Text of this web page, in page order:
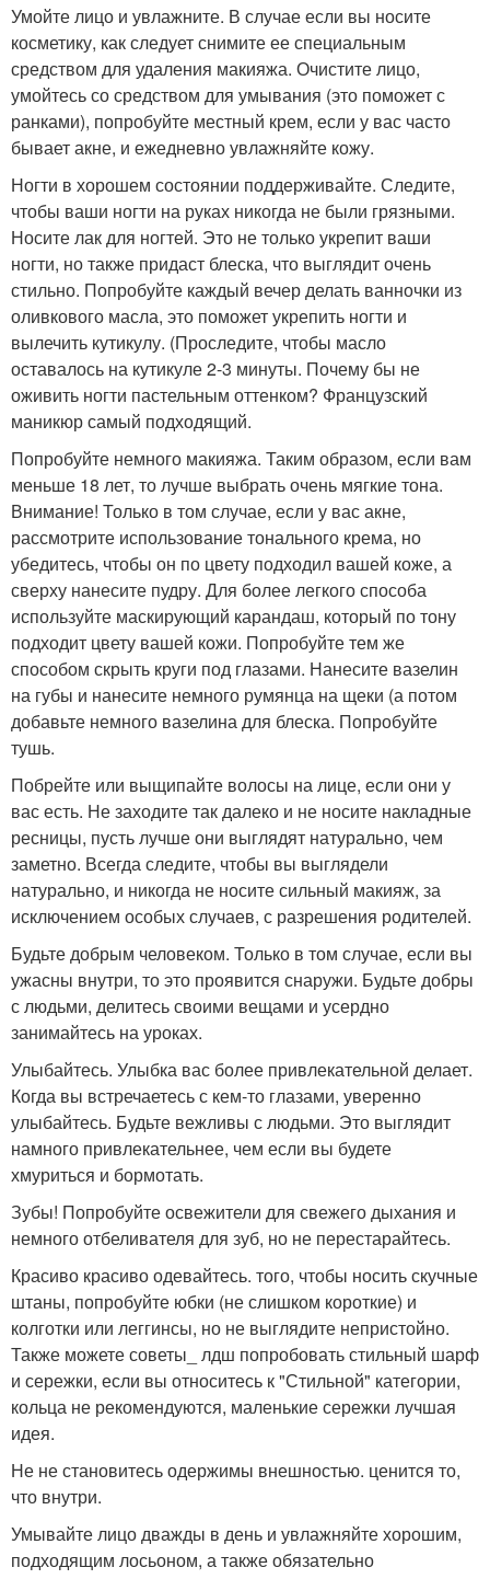
Умойте лицо и увлажните. В случае если вы носите
косметику, как следует снимите ее специальным
средством для удаления макияжа. Очистите лицо,
умойтесь со средством для умывания (это поможет с
ранками), попробуйте местный крем, если у вас часто
бывает акне, и ежедневно увлажняйте кожу.
Ногти в хорошем состоянии поддерживайте. Следите,
чтобы ваши ногти на руках никогда не были грязными.
Носите лак для ногтей. Это не только укрепит ваши
ногти, но также придаст блеска, что выглядит очень
стильно. Попробуйте каждый вечер делать ванночки из
оливкового масла, это поможет укрепить ногти и
вылечить кутикулу. (Проследите, чтобы масло
оставалось на кутикуле 2-3 минуты. Почему бы не
оживить ногти пастельным оттенком? Французский
маникюр самый подходящий.
Попробуйте немного макияжа. Таким образом, если вам
меньше 18 лет, то лучше выбрать очень мягкие тона.
Внимание! Только в том случае, если у вас акне,
рассмотрите использование тонального крема, но
убедитесь, чтобы он по цвету подходил вашей коже, а
сверху нанесите пудру. Для более легкого способа
используйте маскирующий карандаш, который по тону
подходит цвету вашей кожи. Попробуйте тем же
способом скрыть круги под глазами. Нанесите вазелин
на губы и нанесите немного румянца на щеки (а потом
добавьте немного вазелина для блеска. Попробуйте
тушь.
Побрейте или выщипайте волосы на лице, если они у
вас есть. Не заходите так далеко и не носите накладные
ресницы, пусть лучше они выглядят натурально, чем
заметно. Всегда следите, чтобы вы выглядели
натурально, и никогда не носите сильный макияж, за
исключением особых случаев, с разрешения родителей.
Будьте добрым человеком. Только в том случае, если вы
ужасны внутри, то это проявится снаружи. Будьте добры
с людьми, делитесь своими вещами и усердно
занимайтесь на уроках.
Улыбайтесь. Улыбка вас более привлекательной делает.
Когда вы встречаетесь с кем-то глазами, уверенно
улыбайтесь. Будьте вежливы с людьми. Это выглядит
намного привлекательнее, чем если вы будете
хмуриться и бормотать.
Зубы! Попробуйте освежители для свежего дыхания и
немного отбеливателя для зуб, но не перестарайтесь.
Красиво красиво одевайтесь. того, чтобы носить скучные
штаны, попробуйте юбки (не слишком короткие) и
колготки или леггинсы, но не выглядите непристойно.
Также можете советы_ лдш попробовать стильный шарф
и сережки, если вы относитесь к "Стильной" категории,
кольца не рекомендуются, маленькие сережки лучшая
идея.
Не не становитесь одержимы внешностью. ценится то,
что внутри.
Умывайте лицо дважды в день и увлажняйте хорошим,
подходящим лосьоном, а также обязательно